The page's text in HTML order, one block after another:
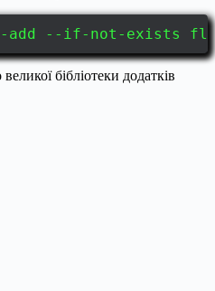
add --if-not-exists
бібліотеки додатків